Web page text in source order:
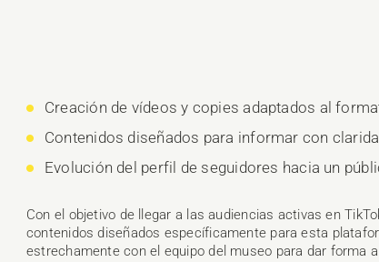
Creación de vídeos y copies adaptados al
Contenidos diseñados para informar con
Evolución del perfil de seguidores hacia un
Con el objetivo de llegar a las audiencias activas en
contenidos diseñados específicamente para esta
estrechamente con el equipo del museo para dar forma